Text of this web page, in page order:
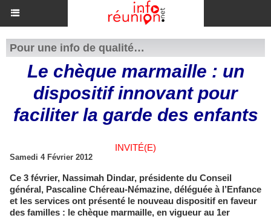
Pour une info de qualité…
Le chèque marmaille : un
dispositif innovant pour
faciliter la garde des enfants
INVITÉ(E)
Samedi 4 Février 2012
Ce 3 février, Nassimah Dindar, présidente du Conseil
général, Pascaline Chéreau-Némazine, déléguée à l’Enfance
et les services ont présenté le nouveau dispositif en faveur
des familles : le chèque marmaille, en vigueur au 1er